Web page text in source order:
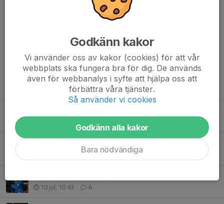
26 apr, 23:41
Spelade med dig i FFK för ganska länge sen,förebild
Tidigare nyheter
1
10 jul, 10:43 6
Godkänn kakor
Vi använder oss av kakor (cookies) för att vår
webbplats ska fungera bra för dig. De används
även för webbanalys i syfte att hjälpa oss att
förbättra våra tjänster.
Så använder vi cookies
Godkänn alla kakor
Bara nödvändiga